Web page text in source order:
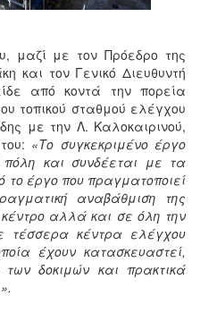
μαζί με τον Πρόεδρο της
και τον Γενικό Διευθυντή
από κοντά την πορεία
τοπικού σταθμού ελέγχου
με την Λ. Καλοκαιρινού,
«Το συγκεκριμένο έργο
πόλη και συνδέεται με τα
το έργο που πραγματοποιεί
αναβάθμιση της
αλλά και σε όλη την
τέσσερα κέντρα ελέγχου
έχουν κατασκευαστεί,
των δοκιμών και πρακτικά